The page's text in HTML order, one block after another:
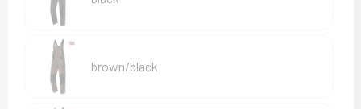
T-Shirts
Veiligheidsvesten en Veiligheidshesjes
brown/black